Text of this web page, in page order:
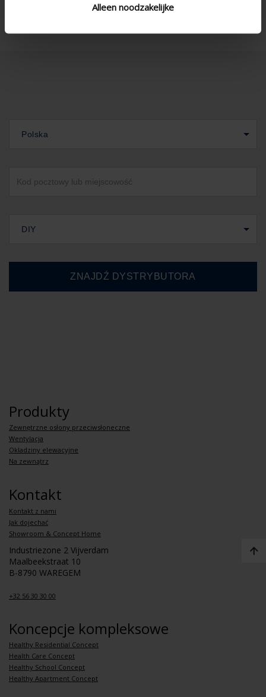
Alleen noodzakelijke
Polska
DIY
Produkty
Zewnętrzne osłony przeciwsłoneczne
Wentylacja
Okladziny elewacyjne
Na zewnątrz
Kontakt
Kontakt z nami
Jak dojechać
Showroom & Concept Home
Industriezone 2 Vijverdam
Maalbeekstraat 10
B-8790 WAREGEM
+32 56 30 30 00
Koncepcje kompleksowe
Healthy Residential Concept
Health Care Concept
Healthy School Concept
Healthy Apartment Concept